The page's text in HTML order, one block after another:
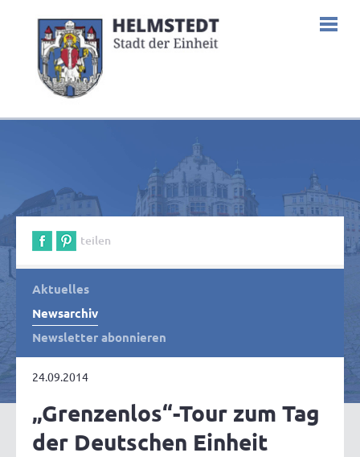
teilen
Aktuelles
Newsarchiv
Newsletter abonnieren
24.09.2014
„Grenzenlos“-Tour zum Tag
der Deutschen Einheit